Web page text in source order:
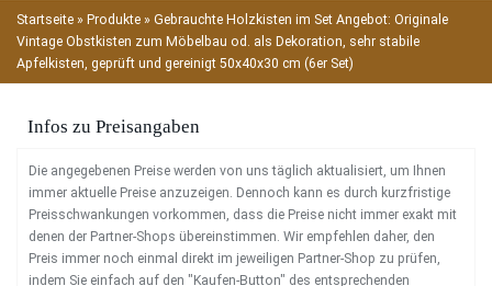
Startseite » Produkte » Gebrauchte Holzkisten im Set Angebot: Originale
Vintage Obstkisten zum Möbelbau od. als Dekoration, sehr stabile
Apfelkisten, geprüft und gereinigt 50x40x30 cm (6er Set)
Infos zu Preisangaben
Die angegebenen Preise werden von uns täglich aktualisiert, um Ihnen
immer aktuelle Preise anzuzeigen. Dennoch kann es durch kurzfristige
Preisschwankungen vorkommen, dass die Preise nicht immer exakt mit
denen der Partner-Shops übereinstimmen. Wir empfehlen daher, den
Preis immer noch einmal direkt im jeweiligen Partner-Shop zu prüfen,
indem Sie einfach auf den "Kaufen-Button" des entsprechenden